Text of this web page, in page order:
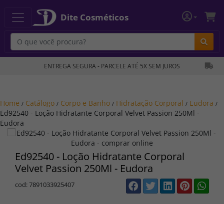
Dite Cosméticos
ENTREGA SEGURA - PARCELE ATÉ 5X SEM JUROS
Home / Catálogo / Corpo e Banho / Hidratação Corporal / Eudora /
Ed92540 - Loção Hidratante Corporal Velvet Passion 250Ml -
Eudora
Ed92540 - Loção Hidratante Corporal
Velvet Passion 250Ml - Eudora
cod: 7891033925407